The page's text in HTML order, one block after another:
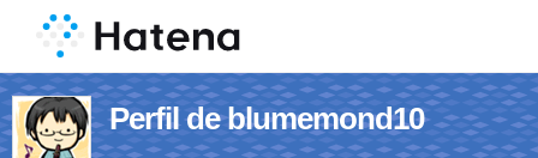
Perfil de blumemond10